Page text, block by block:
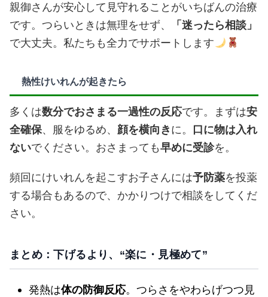
親御さんが安心して見守れることがいちばんの治療
です。つらいときは無理をせず、
「迷ったら相談」
で大丈夫。私たちも全力でサポートします
熱性けいれんが起きたら
多くは数分でおさまる一過性の反応です。まずは安
全確保、服をゆるめ、 顔を横向きに。 口に物は入れ
ないでください。おさまっても早めに受診を。
頻回にけいれんを起こすお子さんには予防薬を投薬
する場合もあるので、かかりつけで相談をしてくだ
さい。
まとめ：下げるより、“楽に・見極めて”
発熱は体の防御反応。つらさをやわらげつつ見